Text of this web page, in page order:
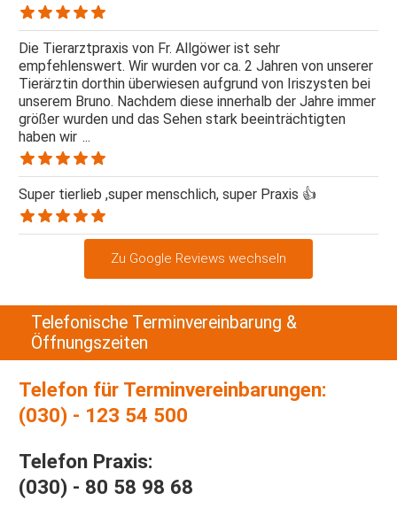
Die Tierarztpraxis von Fr. Allgöwer ist sehr
empfehlenswert. Wir wurden vor ca. 2 Jahren von unserer
Tierärztin dorthin überwiesen aufgrund von Iriszysten bei
unserem Bruno. Nachdem diese innerhalb der Jahre immer
größer wurden und das Sehen stark beeinträchtigten
haben wir ...
Super tierlieb ,super menschlich, super Praxis 👍
Zu Google Reviews wechseln
Telefonische Terminvereinbarung &
Öffnungszeiten
Telefon für Terminvereinbarungen:
(030) - 123 54 500
Telefon Praxis:
(030) - 80 58 98 68